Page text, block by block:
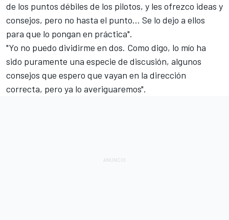
de los puntos débiles de los pilotos, y les ofrezco ideas y
consejos, pero no hasta el punto... Se lo dejo a ellos
para que lo pongan en práctica".
"Yo no puedo dividirme en dos. Como digo, lo mío ha
sido puramente una especie de discusión, algunos
consejos que espero que vayan en la dirección
correcta, pero ya lo averiguaremos".